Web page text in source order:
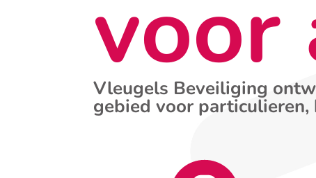
voor
Vleugels Beveiliging
gebied voor